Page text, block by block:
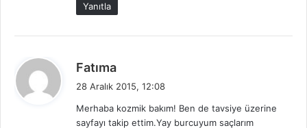
Yanıtla
Fatıma
i
28 Aralık 2015, 12:08
Merhaba kozmik bakım! Ben de tavsiye üzerine
sayfayı takip ettim.Yay burcuyum saçlarım